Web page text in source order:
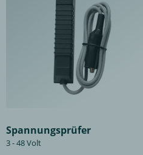
Spannungsprüfer
3 - 48 Volt